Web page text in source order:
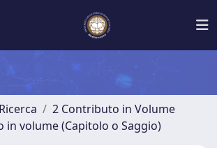
2 Contributo in Volume
in volume (Capitolo o Saggio)